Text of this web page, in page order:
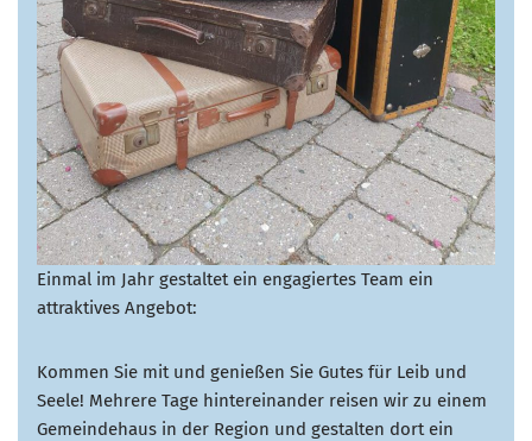
Einmal im Jahr gestaltet ein engagiertes Team ein
attraktives Angebot:
Kommen Sie mit und genießen Sie Gutes für Leib und
Seele! Mehrere Tage hintereinander reisen wir zu einem
Gemeindehaus in der Region und gestalten dort ein